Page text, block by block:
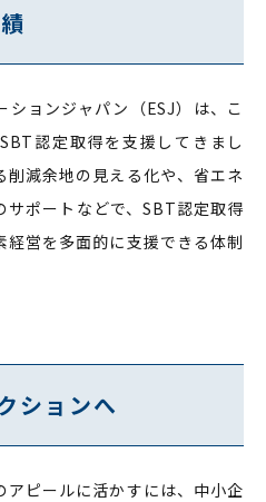
ョンジャパン（ESJ）は、こ
認定取得を支援してきまし
減余地の見える化や、省エネ
ポートなどで、SBT認定取得
営を多面的に支援できる体制
ションへ
ピールに活かすには、中小企